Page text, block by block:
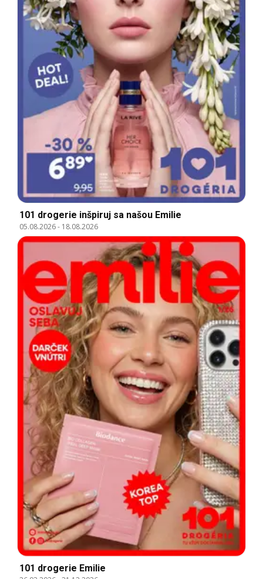
101 drogerie inšpiruj sa našou Emilie
05.08.2026- 18.08.2026
101 drogerie Emilie